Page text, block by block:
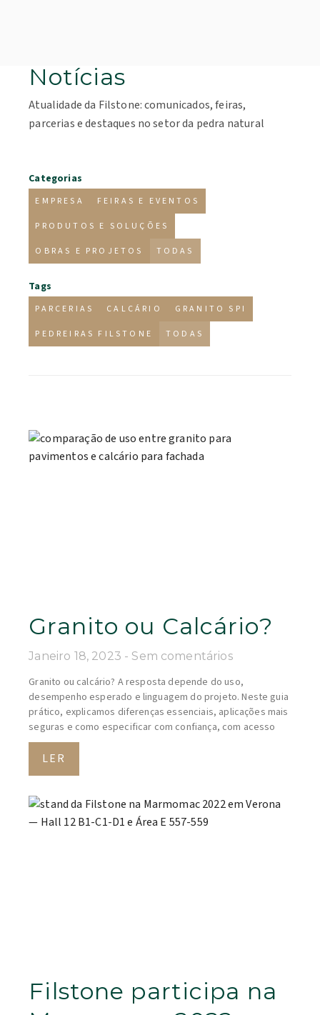
Notícias
Atualidade da Filstone: comunicados, feiras,
parcerias e destaques no setor da pedra natural
Categorias
EMPRESA FEIRAS E EVENTOS
PRODUTOS E SOLUÇÕES
OBRAS E PROJETOS TODAS
Tags
PARCERIAS CALCÁRIO GRANITO SPI
PEDREIRAS FILSTONE TODAS
Granito ou Calcário?
Janeiro 18, 2023 Sem comentários
Granito ou calcário? A resposta depende do uso,
desempenho esperado e linguagem do projeto. Neste guia
prático, explicamos diferenças essenciais, aplicações mais
seguras e como especificar com confiança, com acesso
LER
Filstone participa na